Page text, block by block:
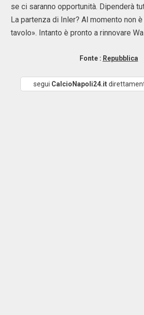
se ci saranno opportunità. Dipenderà
La partenza di Inler? Al momento non
tavolo». Intanto è pronto a rinnovare
Fonte : Repubblica
segui CalcioNapoli24.it